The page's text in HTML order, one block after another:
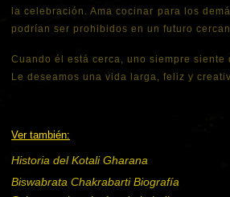
la celebración. Ama cocinar para los
podrían ser prohibidos en un futuro
Cuando él está cerca, uno siempre
Le deseamos una vida larga, feliz y
Ver también:
Historia del Kotali Gharana
Biswabrata Chakrabarti Biografía